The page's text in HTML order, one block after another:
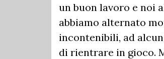
un buon lavoro e noi
abbiamo alternato
incontenibili, ad
di rientrare in gioco.